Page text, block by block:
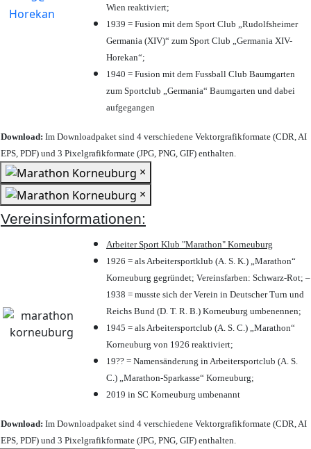
Wien reaktiviert;
1939 = Fusion mit dem Sport Club „Rudolfsheimer
Germania (XIV)“ zum Sport Club „Germania XIV-
Horekan“;
1940 = Fusion mit dem Fussball Club Baumgarten
zum Sportclub „Germania“ Baumgarten und dabei
aufgegangen
Download: Im Downloadpaket sind 4 verschiedene Vektorgrafikformate (CDR, AI
EPS, PDF) und 3 Pixelgrafikformate (JPG, PNG, GIF) enthalten.
×
×
Vereinsinformationen:
Arbeiter Sport Klub "Marathon" Korneuburg
1926 = als Arbeitersportklub (A. S. K.) „Marathon“
Korneuburg gegründet; Vereinsfarben: Schwarz-Rot; –
1938 = musste sich der Verein in Deutscher Turn und
Reichs Bund (D. T. R. B.) Korneuburg umbenennen;
1945 = als Arbeitersportclub (A. S. C.) „Marathon“
Korneuburg von 1926 reaktiviert;
19?? = Namensänderung in Arbeitersportclub (A. S.
C.) „Marathon-Sparkasse“ Korneuburg;
2019 in SC Korneuburg umbenannt
Download: Im Downloadpaket sind 4 verschiedene Vektorgrafikformate (CDR, AI
EPS, PDF) und 3 Pixelgrafikformate (JPG, PNG, GIF) enthalten.